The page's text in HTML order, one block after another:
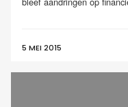
5 MEI 2015